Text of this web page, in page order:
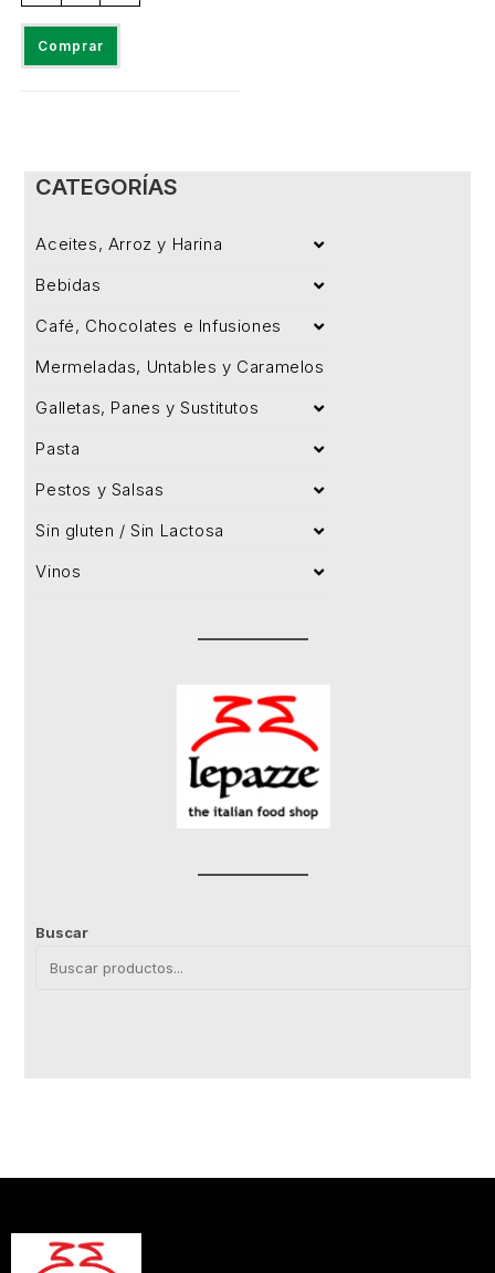
Comprar
CATEGORÍAS
Aceites, Arroz y Harina
Bebidas
Café, Chocolates e Infusiones
Mermeladas, Untables y Caramelos
Galletas, Panes y Sustitutos
Pasta
Pestos y Salsas
Sin gluten / Sin Lactosa
Vinos
Buscar